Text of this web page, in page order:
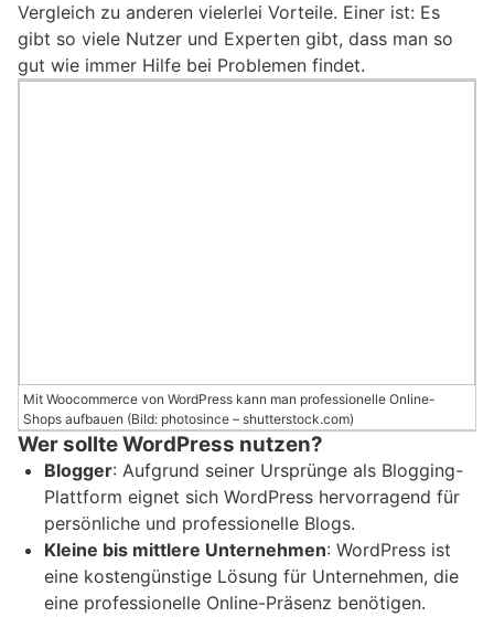
Vergleich zu anderen vielerlei Vorteile. Einer ist: Es
gibt so viele Nutzer und Experten gibt, dass man so
gut wie immer Hilfe bei Problemen findet.
Mit Woocommerce von WordPress kann man professionelle Online-
Shops aufbauen (Bild: photosince – shutterstock.com)
Wer sollte WordPress nutzen?
Blogger: Aufgrund seiner Ursprünge als Blogging-
Plattform eignet sich WordPress hervorragend für
persönliche und professionelle Blogs.
Kleine bis mittlere Unternehmen: WordPress ist
eine kostengünstige Lösung für Unternehmen, die
eine professionelle Online-Präsenz benötigen.